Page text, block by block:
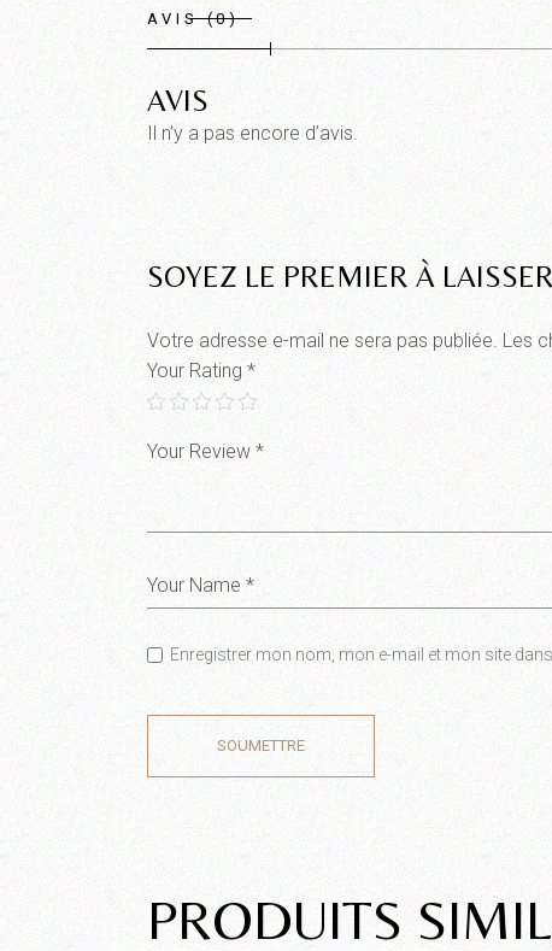
AVIS (0)
AVIS
Il n’y a pas encore d’avis.
SOYEZ LE PREMIER À
Votre adresse e-mail ne sera pas publiée. Les
Your Rating *
Enregistrer mon nom, mon e-mail et mon site
SOUMETTRE
PRODUITS